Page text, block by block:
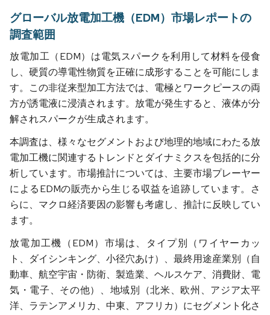
グローバル放電加工機（EDM）市場レポートの
調査範囲
放電加工（EDM）は電気スパークを利用して材料を侵食
し、硬質の導電性物質を正確に成形することを可能にしま
す。この非従来型加工方法では、電極とワークピースの両
方が誘電液に浸漬されます。放電が発生すると、液体が分
解されスパークが生成されます。
本調査は、様々なセグメントおよび地理的地域にわたる放
電加工機に関連するトレンドとダイナミクスを包括的に分
析しています。市場推計については、主要市場プレーヤー
によるEDMの販売から生じる収益を追跡しています。さ
らに、マクロ経済要因の影響も考慮し、推計に反映してい
ます。
放電加工機（EDM）市場は、タイプ別（ワイヤーカッ
ト、ダイシンキング、小径穴あけ）、最終用途産業別（自
動車、航空宇宙・防衛、製造業、ヘルスケア、消費財、電
気・電子、その他）、地域別（北米、欧州、アジア太平
洋、ラテンアメリカ、中東、アフリカ）にセグメント化さ